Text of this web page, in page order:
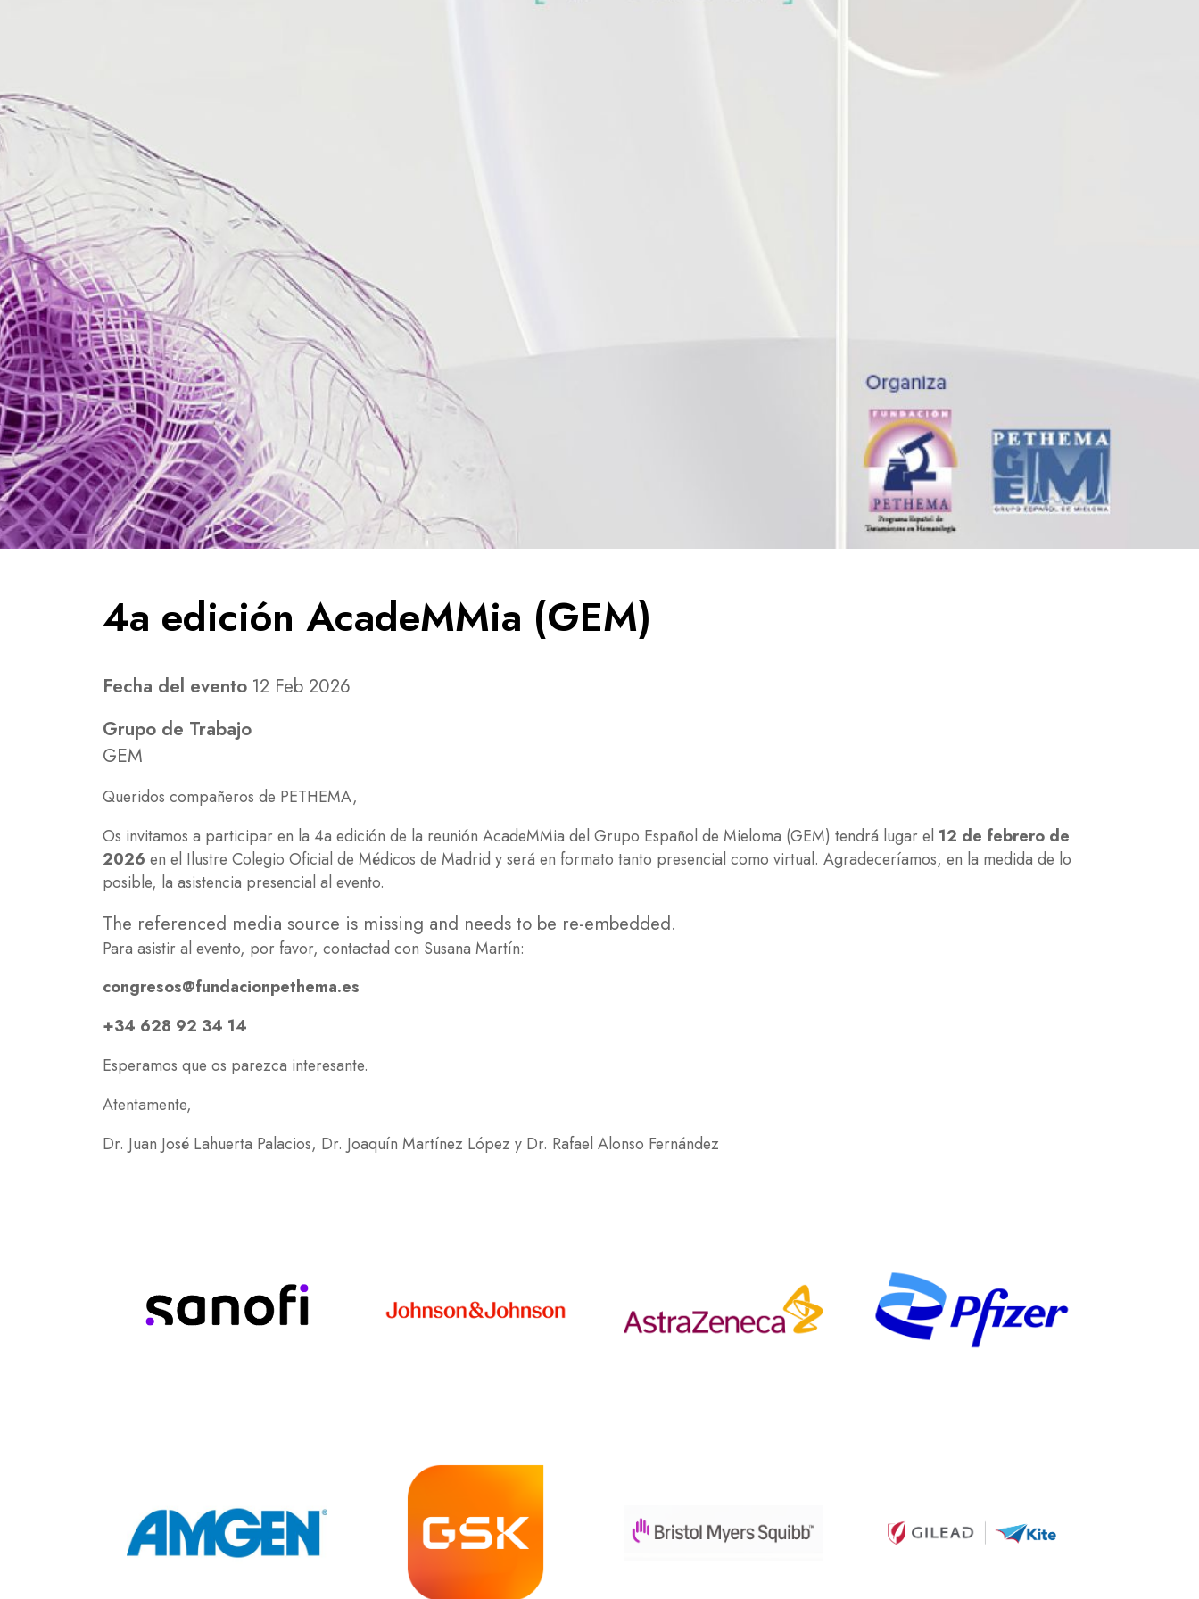
4a edición AcadeMMia (GEM)
Fecha del evento 12 Feb 2026
Grupo de Trabajo
GEM
Queridos compañeros de PETHEMA,
Os invitamos a participar en la 4a edición de la reunión AcadeMMia del Grupo Español de Mieloma (GEM) tendrá lugar el 12 de febrero de
2026 en el Ilustre Colegio Oficial de Médicos de Madrid y será en formato tanto presencial como virtual. Agradeceríamos, en la medida de lo
posible, la asistencia presencial al evento.
The referenced media source is missing and needs to be re-embedded.
Para asistir al evento, por favor, contactad con Susana Martín:
congresos@fundacionpethema.es
+34 628 92 34 14
Esperamos que os parezca interesante.
Atentamente,
Dr. Juan José Lahuerta Palacios, Dr. Joaquín Martínez López y Dr. Rafael Alonso Fernández